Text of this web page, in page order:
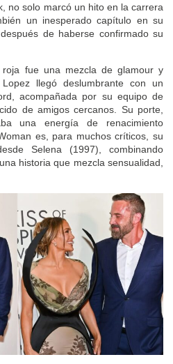
no solo marcó un hito en la carrera
un inesperado capítulo en su
de haberse confirmado su
fue una mezcla de glamour y
llegó deslumbrante con un
acompañada por su equipo de
de amigos cercanos. Su porte,
una energía de renacimiento
es, para muchos críticos, su
Selena (1997), combinando
historia que mezcla sensualidad,